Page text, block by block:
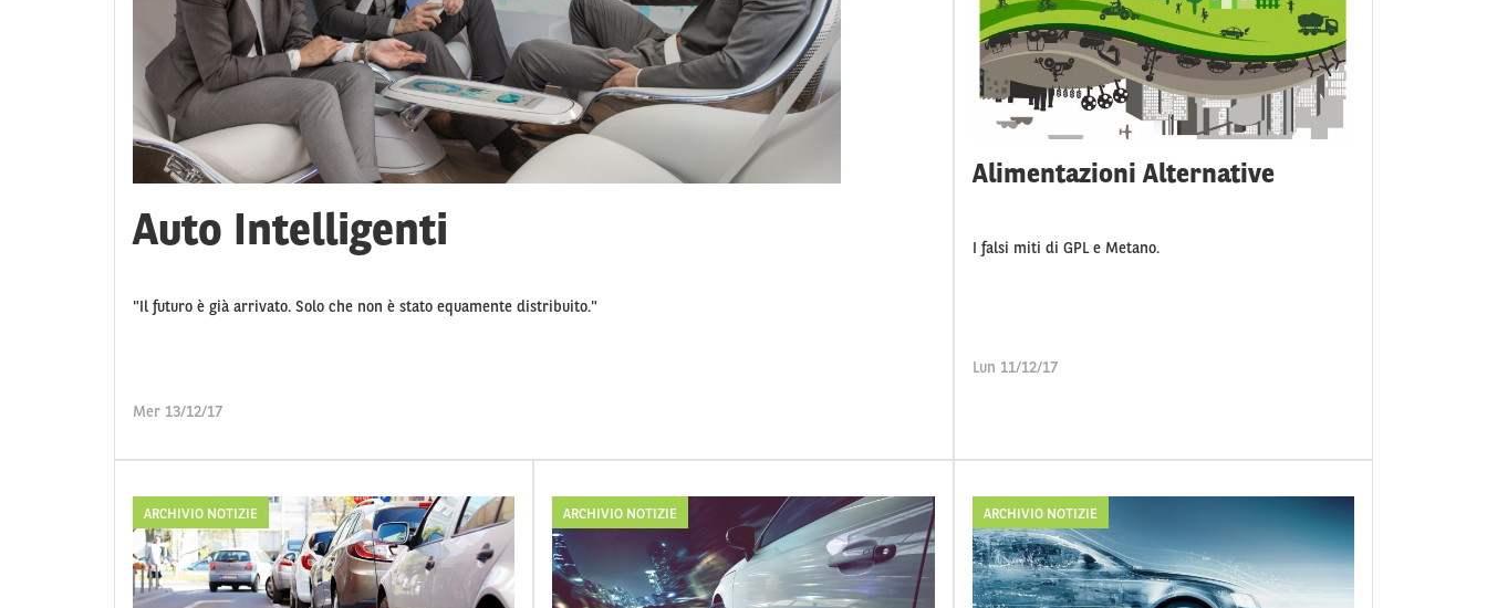
Auto Intelligenti
"Il futuro è già arrivato. Solo che non è stato equamente distribuito."
Mer 13/12/17
Alimentazioni Alternative
I falsi miti di GPL e Metano.
Lun 11/12/17
ARCHIVIO NOTIZIE ARCHIVIO NOTIZIE ARCHIVIO NOTIZIE